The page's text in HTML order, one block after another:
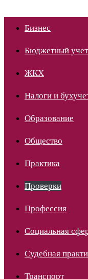
Бизнес
Бюджетный учет
ЖКХ
Налоги и
Образование
Общество
Практика
Проверки
Профессия
Социальная
Судебная
Транспорт